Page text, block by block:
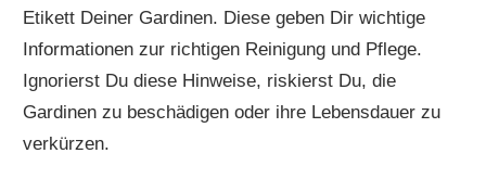
Etikett Deiner Gardinen. Diese geben Dir wichtige
Informationen zur richtigen Reinigung und Pflege.
Ignorierst Du diese Hinweise, riskierst Du, die
Gardinen zu beschädigen oder ihre Lebensdauer zu
verkürzen.